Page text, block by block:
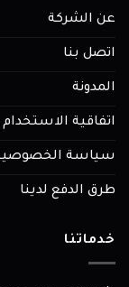
عن الشركة
اتصل بنا
المدونة
اتفاقية الاستخدام
سياسة
طرق الدفع لدينا
خدماتنا